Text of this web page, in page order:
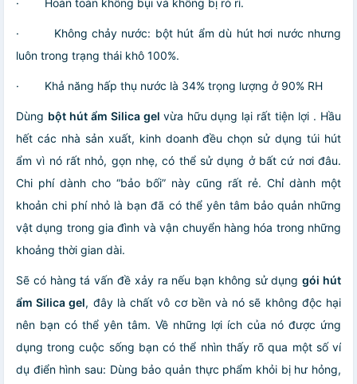
· Hoàn toàn không bụi và không bị rò rỉ.
·
Không chảy nước: bột hút ẩm dù hút hơi nước nhưng
luôn trong trạng thái khô 100%.
· Khả năng hấp thụ nước là 34% trọng lượng ở 90% RH
Dùng bột hút ẩm Silica gel vừa hữu dụng lại rất tiện lợi . Hầu
hết các nhà sản xuất, kinh doanh đều chọn sử dụng túi hút
ẩm vì nó rất nhỏ, gọn nhẹ, có thể sử dụng ở bất cứ nơi đâu.
Chi phí dành cho “bảo bối” này cũng rất rẻ. Chỉ dành một
khoản chi phí nhỏ là bạn đã có thể yên tâm bảo quản những
vật dụng trong gia đình và vận chuyển hàng hóa trong những
khoảng thời gian dài.
Sẽ có hàng tá vấn đề xảy ra nếu bạn không sử dụnggói hút
ẩm Silica gel, đây là chất vô cơ bền và nó sẽ không độc hại
nên bạn có thể yên tâm. Về những lợi ích của nó được ứng
dụng trong cuộc sống bạn có thể nhìn thấy rõ qua một số ví
dụ điển hình sau: Dùng bảo quản thực phẩm khỏi bị hư hỏng,